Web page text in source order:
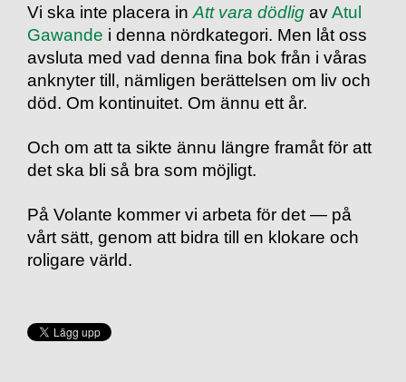
Vi ska inte placera in Att vara dödlig av Atul
Gawande i denna nördkategori. Men låt oss
avsluta med vad denna fina bok från i våras
anknyter till, nämligen berättelsen om liv och
död. Om kontinuitet. Om ännu ett år.
Och om att ta sikte ännu längre framåt för att
det ska bli så bra som möjligt.
På Volante kommer vi arbeta för det — på
vårt sätt, genom att bidra till en klokare och
roligare värld.